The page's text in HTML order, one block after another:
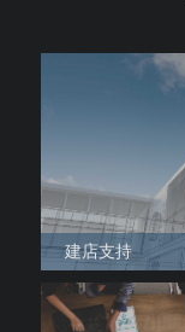
建店支持